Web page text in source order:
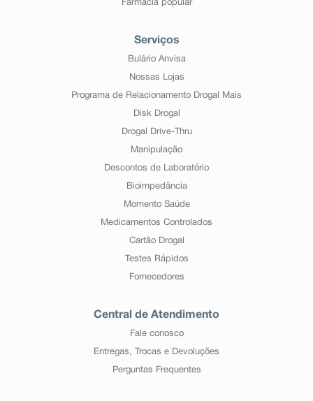
Farmácia popular
Serviços
Bulário Anvisa
Nossas Lojas
Programa de Relacionamento Drogal Mais
Disk Drogal
Drogal Drive-Thru
Manipulação
Descontos de Laboratório
Bioimpedância
Momento Saúde
Medicamentos Controlados
Cartão Drogal
Testes Rápidos
Fornecedores
Central de Atendimento
Fale conosco
Entregas, Trocas e Devoluções
Perguntas Frequentes